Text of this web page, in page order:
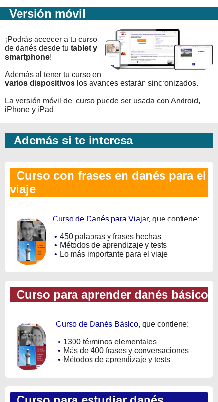
Versión móvil
¡Podrás acceder a tu curso
de danés desde tu tablet y
smartphone!
Además al tener tu curso en
varios dispositivos los avances estarán sincronizados.
La versión móvil del curso puede ser usada con Android,
iPhone y iPad
Además si te interesa
Curso con frases en danés para el
viaje
Curso de Danés para Viajar, que contiene:
• 450 palabras y frases hechas
• Métodos de aprendizaje y tests
• Lo más importante para el viaje
Curso para aprender danés básico
Curso de Danés Básico, que contiene:
• 1300 términos elementales
• Más de 400 frases y conversaciones
• Métodos de aprendizaje y tests